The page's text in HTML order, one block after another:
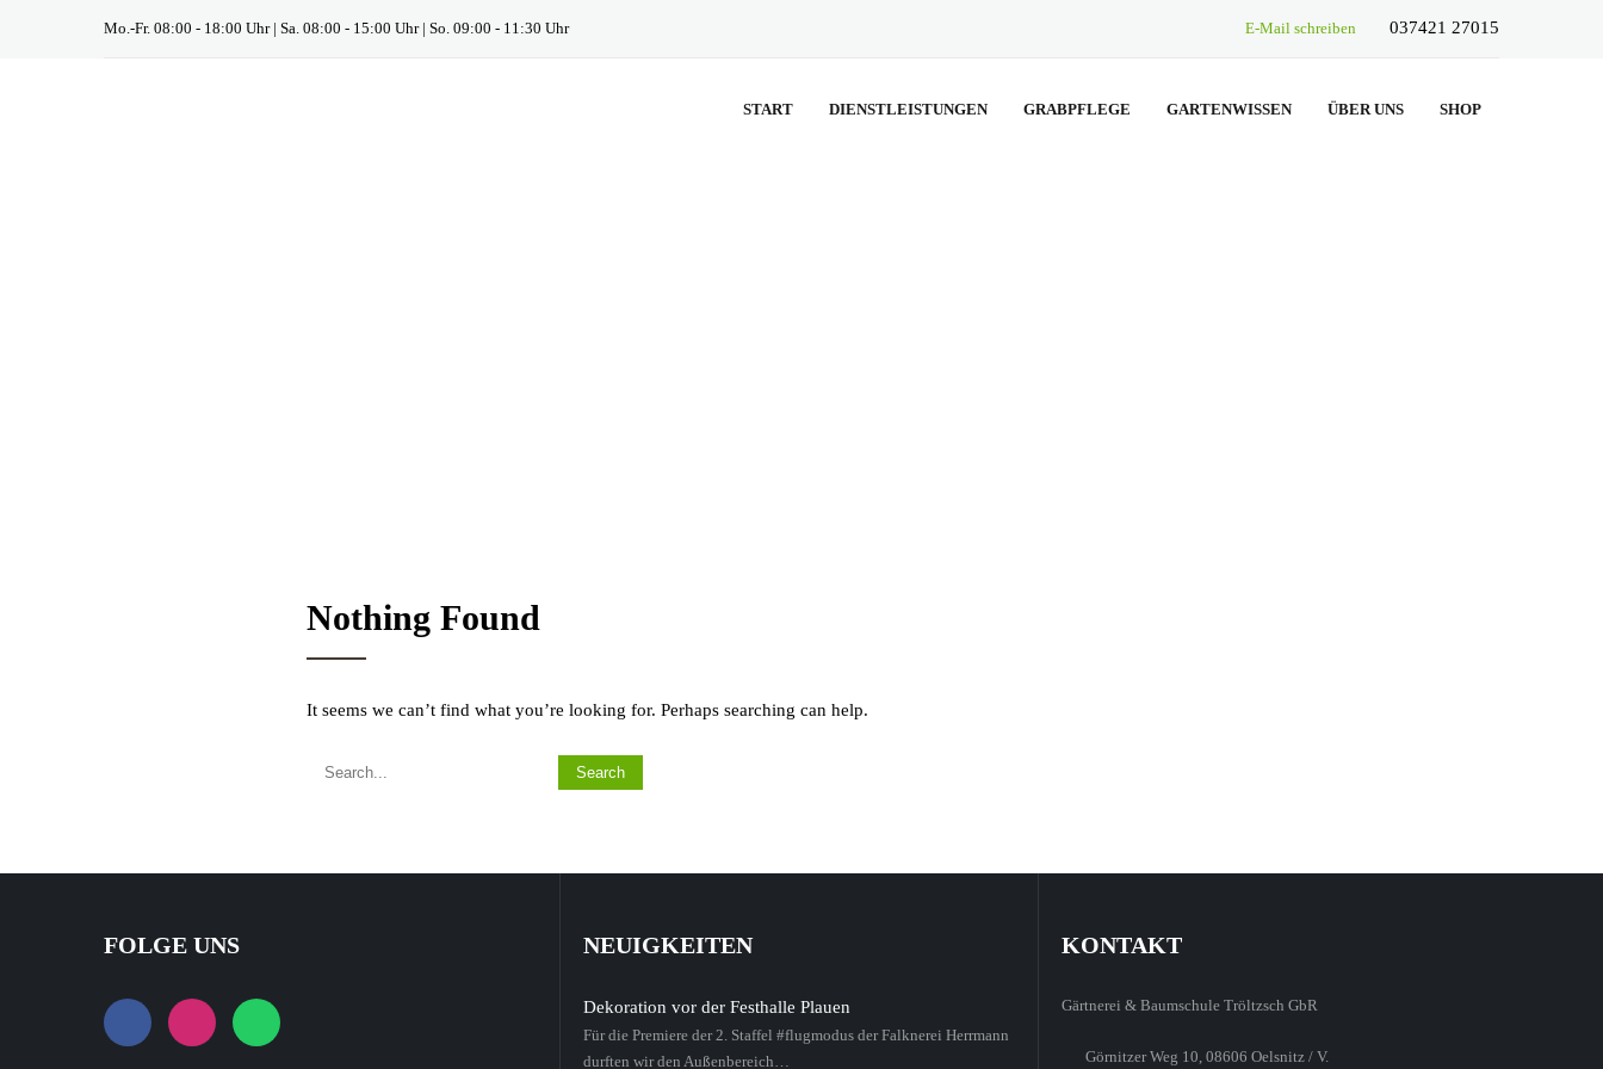
Mo.-Fr. 08:00 - 18:00 Uhr | Sa. 08:00 - 15:00 Uhr | So. 09:00 - 11:30 Uhr E-Mail schreiben 037421 27015
START DIENSTLEISTUNGEN GRABPFLEGE GARTENWISSEN ÜBER UNS SHOP
Nothing Found
It seems we can’t find what you’re looking for. Perhaps searching can help.
FOLGE UNS NEUIGKEITEN
Dekoration vor der Festhalle Plauen
Für die Premiere der 2. Staffel #flugmodus der Falknerei Herrmann
durften wir den Außenbereich…
KONTAKT
Gärtnerei & Baumschule Tröltzsch GbR
Görnitzer Weg 10, 08606 Oelsnitz / V.